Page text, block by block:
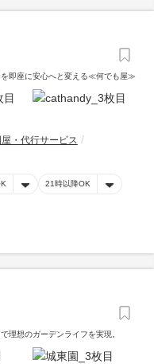
を即座に安心へと変える≪何でも屋≫
・代行サービス
21時以降OK
想のガーデンライフを実現。